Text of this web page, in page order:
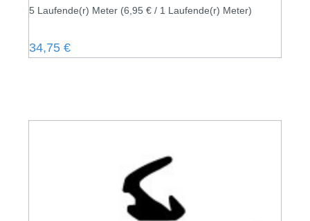
5 Laufende(r) Meter (6,95 € / 1 Laufende(r) Meter)
Regulärer Preis:
34,75 €